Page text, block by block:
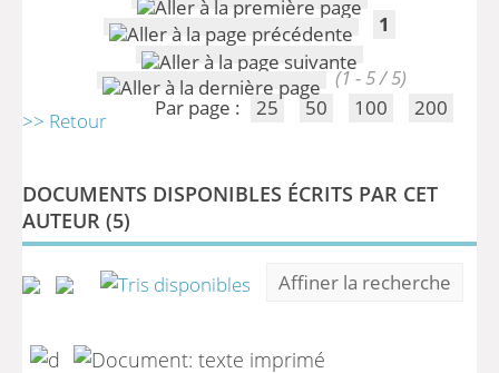
1
(1 - 5 / 5)
Par page :
25 50 100 200
>> Retour
DOCUMENTS DISPONIBLES ÉCRITS PAR CET
AUTEUR (5)
Affiner la recherche